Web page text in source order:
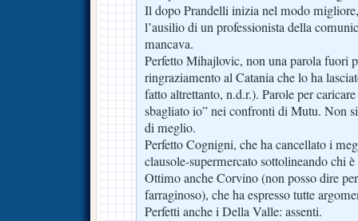
Il dopo Prandelli inizia nel modo
l’ausilio di un professionista della
mancava.
Perfetto Mihajlovic, non una parola fuori
ringraziamento al Catania che lo ha
fatto altrettanto, n.d.r.). Parole per
sbagliato io” nei confronti di Mutu. Non
di meglio.
Perfetto Cognigni, che ha cancellato i
clausole-supermercato sottolineando chi
Ottimo anche Corvino (non posso dire
farraginoso), che ha espresso tutte
Perfetti anche i Della Valle: assenti.